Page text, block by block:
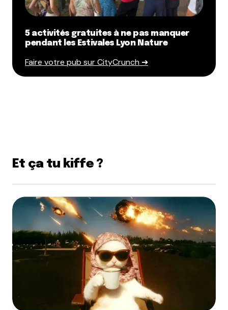
5 activités gratuites à ne pas manquer
pendant les Estivales Lyon Nature
Faire votre pub sur CityCrunch ➔
Et ça tu kiffe ?